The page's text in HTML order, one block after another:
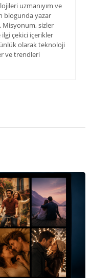
uzmanıyım ve
blogunda yazar
Misyonum, sizler
çekici içerikler
olarak teknoloji
ve trendleri